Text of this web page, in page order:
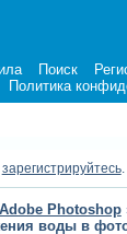
Поиск
Политика
зарегистрируйтесь.
Photoshop
воды в